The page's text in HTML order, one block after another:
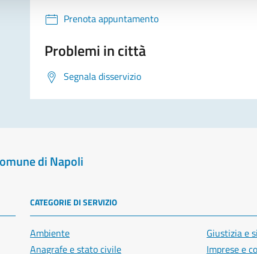
Prenota appuntamento
Problemi in città
Segnala disservizio
di Napoli
CATEGORIE DI SERVIZIO
Ambiente
Anagrafe e stato civile
Giustizia e
Imprese e